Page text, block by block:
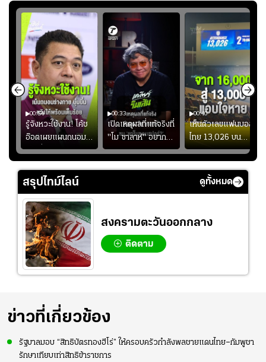
00:54
รู้จังหวะใช้งาน! โค้ช
อ๊อตเผยแผนถนอม
“บุ๋มบิ๋ม” เพื่อรักษา
ร่างกายให้พร้อมที่สุด
00:33
เปิดเหตุผลที่แท้จริงที่
"โม ซาลาห์" อยาก
ย้ายซบ "แทร็บซอนส
ปอร์"
00:40
เห็นตัวเลขแฟนบอล
ไทย 13,026 บน
สกอร์บอร์ดแล้วแอบ
ใจหาย น้อยกว่านัดที่
แล้วเจอมาเลเซียตั้ง
สรุปไทม์ไลน์ ดูทั้งหมด
สงครามตะวันออกกลาง
ติดตาม
ข่าวที่เกี่ยวข้อง
รัฐบาลมอบ “สิทธิบัตรทองฮีโร่” ให้ครอบครัวกำลังพลชายแดนไทย–กัมพูชา
รักษาเทียบเท่าสิทธิข้าราชการ